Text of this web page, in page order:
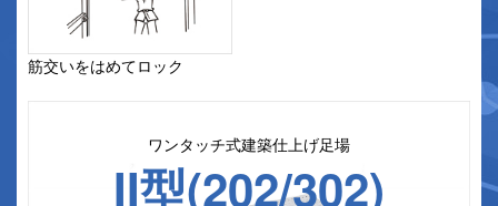
筋交いをはめてロック
ワンタッチ式建築仕上げ足場
II型(202/302)